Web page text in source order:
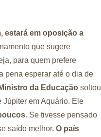
estará em oposição a
que sugere
para quem prefere
pena esperar até o dia de
Ministro da Educação soltou
Júpiter em Aquário. Ele
. Se tivesse pensado
saído melhor. O país